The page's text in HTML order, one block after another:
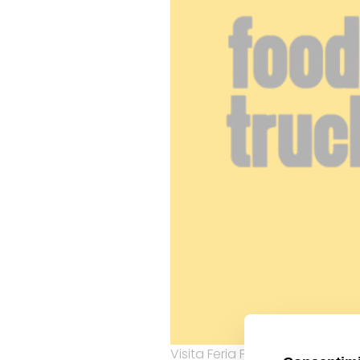
Visita Feria Food Truck Forum